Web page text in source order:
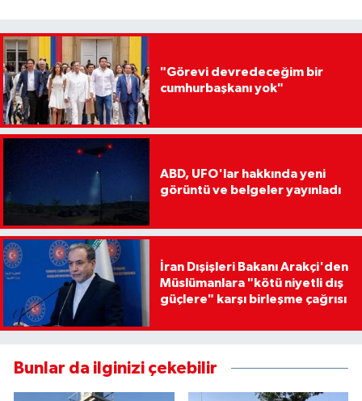
"Görevi devredeceğim bir
cumhurbaşkanı yok"
ABD, UFO'lar hakkında yeni
görüntü ve belgeler yayınladı
İran Dışişleri Bakanı Arakçi'den
Müslümanlara "kötü niyetli dış
güçlere" karşı birleşme çağrısı
Bunlar da ilginizi çekebilir